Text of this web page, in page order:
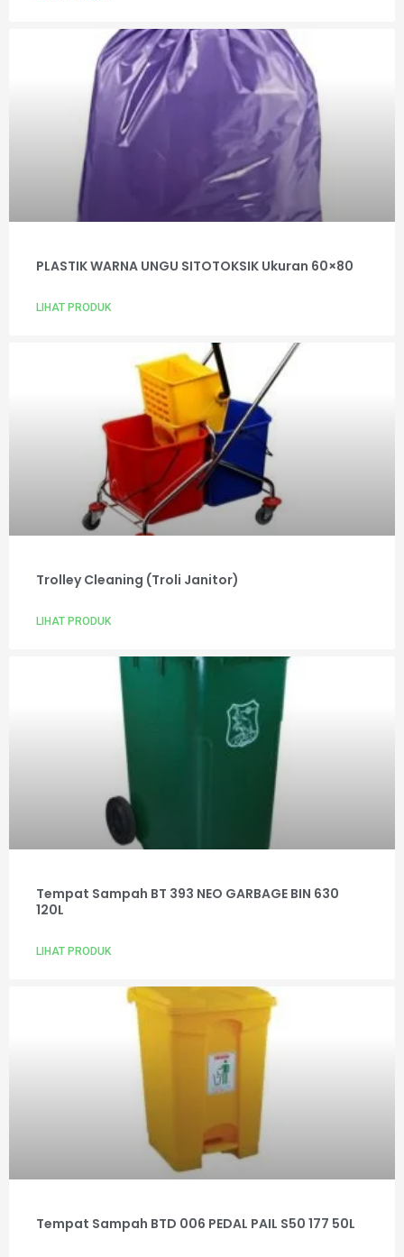
PLASTIK WARNA UNGU SITOTOKSIK Ukuran 60×80
LIHAT PRODUK
Trolley Cleaning (Troli Janitor)
LIHAT PRODUK
Tempat Sampah BT 393 NEO GARBAGE BIN 630
120L
LIHAT PRODUK
Tempat Sampah BTD 006 PEDAL PAIL S50 177 50L